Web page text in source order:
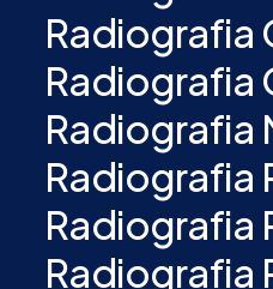
Radiografia
Radiografia
Radiografia
Radiografia
Radiografia
Radiografia